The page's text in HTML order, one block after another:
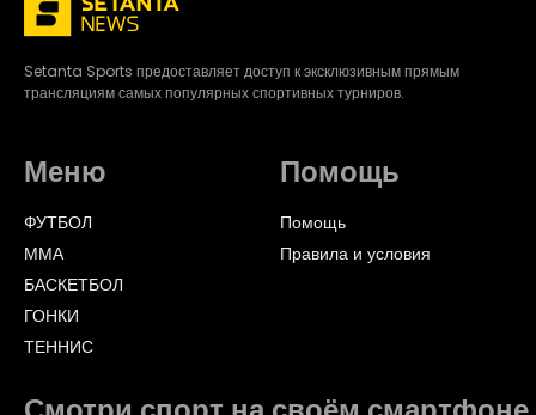
Setanta Sports предоставляет доступ к эксклюзивным прямым
трансляциям самых популярных спортивных турниров.
Меню
ФУТБОЛ
ММА
БАСКЕТБОЛ
ГОНКИ
ТЕННИС
Помощь
Помощь
Правила и условия